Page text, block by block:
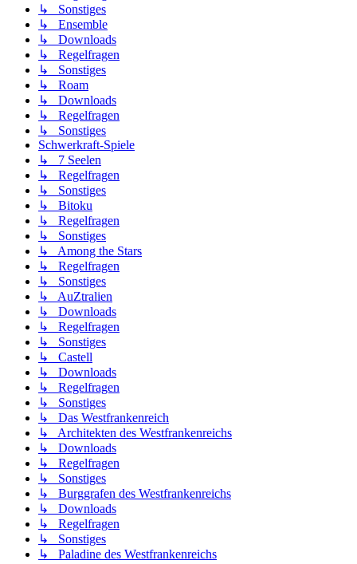
↳ Sonstiges
↳ Ensemble
↳ Downloads
↳ Regelfragen
↳ Sonstiges
↳ Roam
↳ Downloads
↳ Regelfragen
↳ Sonstiges
Schwerkraft-Spiele
↳ 7 Seelen
↳ Regelfragen
↳ Sonstiges
↳ Bitoku
↳ Regelfragen
↳ Sonstiges
↳ Among the Stars
↳ Regelfragen
↳ Sonstiges
↳ AuZtralien
↳ Downloads
↳ Regelfragen
↳ Sonstiges
↳ Castell
↳ Downloads
↳ Regelfragen
↳ Sonstiges
↳ Das Westfrankenreich
↳ Architekten des Westfrankenreichs
↳ Downloads
↳ Regelfragen
↳ Sonstiges
↳ Burggrafen des Westfrankenreichs
↳ Downloads
↳ Regelfragen
↳ Sonstiges
↳ Paladine des Westfrankenreichs